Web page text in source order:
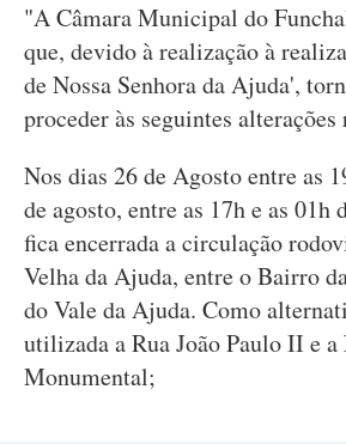
"A Câmara Municipal do
que, devido à realização à
de Nossa Senhora da Ajuda',
proceder às seguintes
Nos dias 26 de Agosto entre as
de agosto, entre as 17h e as 01h
fica encerrada a circulação
Velha da Ajuda, entre o Bairro
do Vale da Ajuda. Como
utilizada a Rua João Paulo II e a
Monumental;